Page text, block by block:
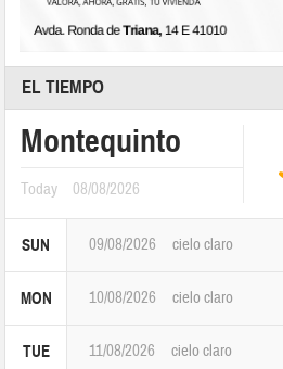
EL TIEMPO
Montequinto
Today 08/08/2026
SUN 09/08/2026 cielo claro
MON 10/08/2026 cielo claro
TUE 11/08/2026 cielo claro